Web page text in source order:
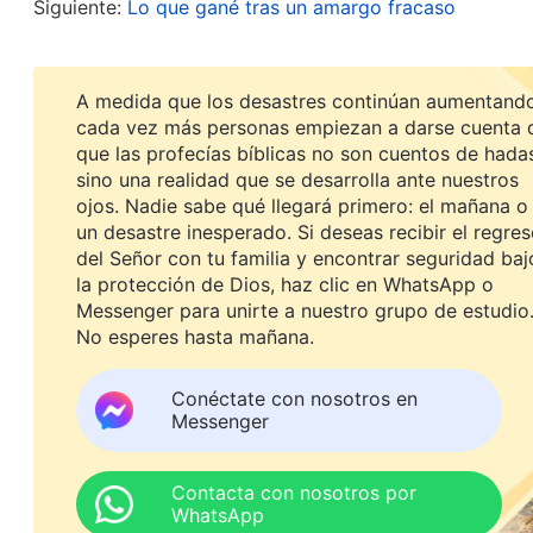
las intenciones de Dios y tienen un sentido de la
frustraciones en su deber, y mucho menos
veredicto sobre mí misma, convencida de que,
por mucho que me esforzara. Tampoco quise
manera superficial, por inercia. Esto provocó
de sermones, lo que retrasó el trabajo. Dios me
y hermanas me ayudaran, pero yo hacía mi
encontraba con dificultades, actuaba como una
disfrutar las palabras de Dios. Si seguía así, de
de que no podía seguir tratando mi deber de
máximo para hacerlo bien. Poco a poco,
lograr algunos resultados.
Siguiente: Lo que gané tras un amargo fracaso
A medida que los desastres continúan
cada vez más personas empiezan a darse cuenta
que las profecías bíblicas no son cuentos de
sino una realidad que se desarrolla ante nuestros
ojos. Nadie sabe qué llegará primero: el mañana o
un desastre inesperado. Si deseas recibir el
del Señor con tu familia y encontrar seguridad
la protección de Dios, haz clic en WhatsApp o
Messenger para unirte a nuestro grupo de estudio.
No esperes hasta mañana.
Conéctate con nosotros en
Messenger
Contacta con nosotros por
WhatsApp